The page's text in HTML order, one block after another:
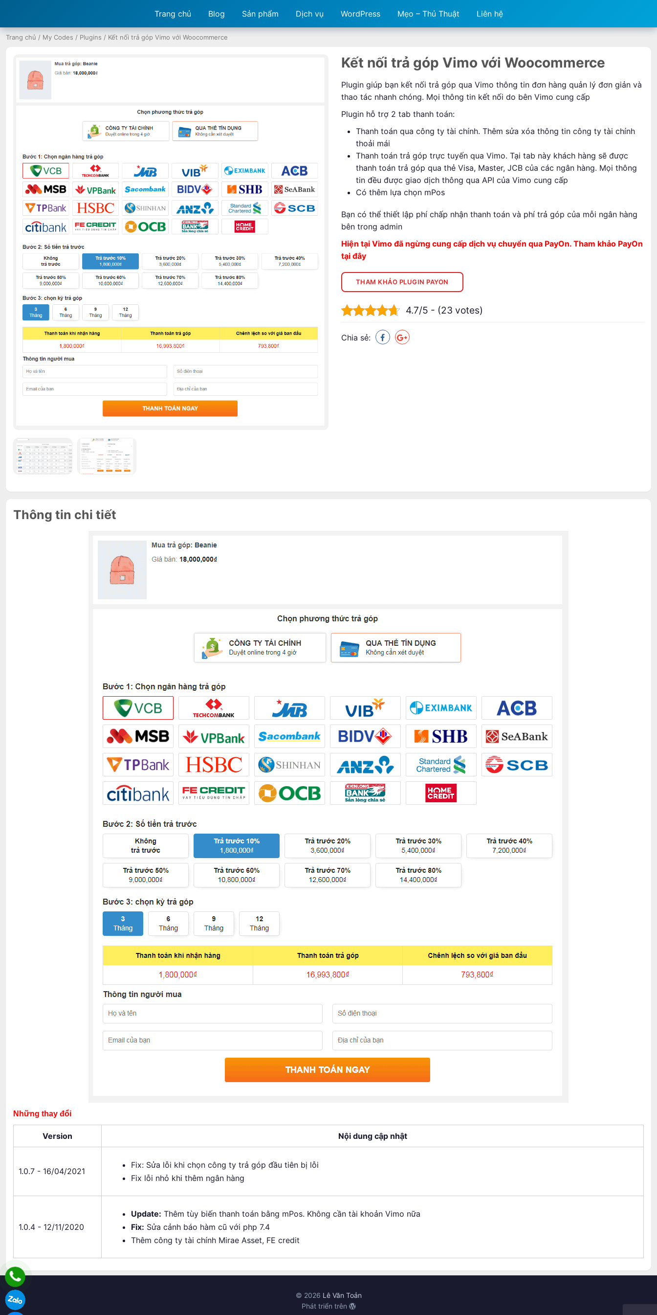
Trang chủ Blog Sản phẩm Dịch vụ WordPress Mẹo – Thủ Thuật Liên hệ
Trang chủ / My Codes / Plugins / Kết nối trả góp Vimo với Woocommerce
Kết nối trả góp Vimo với Woocommerce
Plugin giúp bạn kết nối trả góp qua Vimo thông tin đơn hàng quản lý đơn giản và
thao tác nhanh chóng. Mọi thông tin kết nối do bên Vimo cung cấp
Plugin hỗ trợ 2 tab thanh toán:
Thanh toán qua công ty tài chính. Thêm sửa xóa thông tin công ty tài chính
thoải mái
Thanh toán trả góp trực tuyến qua Vimo. Tại tab này khách hàng sẽ được
thanh toán trả góp qua thẻ Visa, Master, JCB của các ngân hàng. Mọi thông
tin đều được giao dịch thông qua API của Vimo cung cấp
Có thêm lựa chọn mPos
Bạn có thể thiết lập phí chấp nhận thanh toán và phí trả góp của mỗi ngân hàng
bên trong admin
Hiện tại Vimo đã ngừng cung cấp dịch vụ chuyển qua PayOn. Tham khảo PayOn
tại đây
THAM KHẢO PLUGIN PAYON
4.7/5 - (23 votes)
Chia sẻ:
Thông tin chi tiết
Những thay đổi
Version Nội dung cập nhật
1.0.7 - 16/04/2021
Fix: Sửa lỗi khi chọn công ty trả góp đầu tiên bị lỗi
Fix lỗi nhỏ khi thêm ngân hàng
1.0.4 - 12/11/2020
Update: Thêm tùy biến thanh toán bằng mPos. Không cần tài khoản Vimo nữa
Fix: Sửa cảnh báo hàm cũ với php 7.4
Thêm công ty tài chính Mirae Asset, FE credit
© 2026 Lê Văn Toản
Phát triển trên